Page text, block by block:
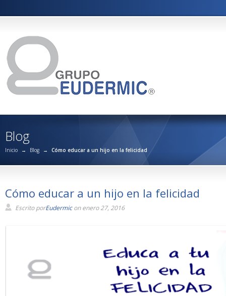
Blog
Inicio → Blog → Cómo educar a un hijo en la felicidad
Cómo educar a un hijo en la felicidad
Escrito porEudermicon enero 27, 2016